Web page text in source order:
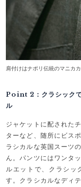
肩付けはナポリ伝統のマニカ
Point 2：クラシックで
ル
ジャケットに配された
ターなど、随所にビス
ラシカルな英国スーツ
ん。パンツにはワンタ
ルエットで、クラシッ
す。クラシカルなディ